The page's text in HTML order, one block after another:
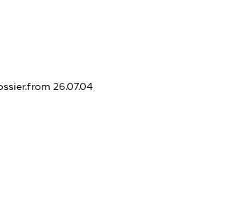
26.07.04